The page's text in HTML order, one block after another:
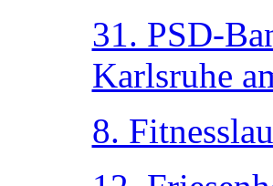
31. PSD-
Karlsruhe
8.